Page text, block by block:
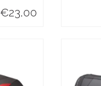
€23,00